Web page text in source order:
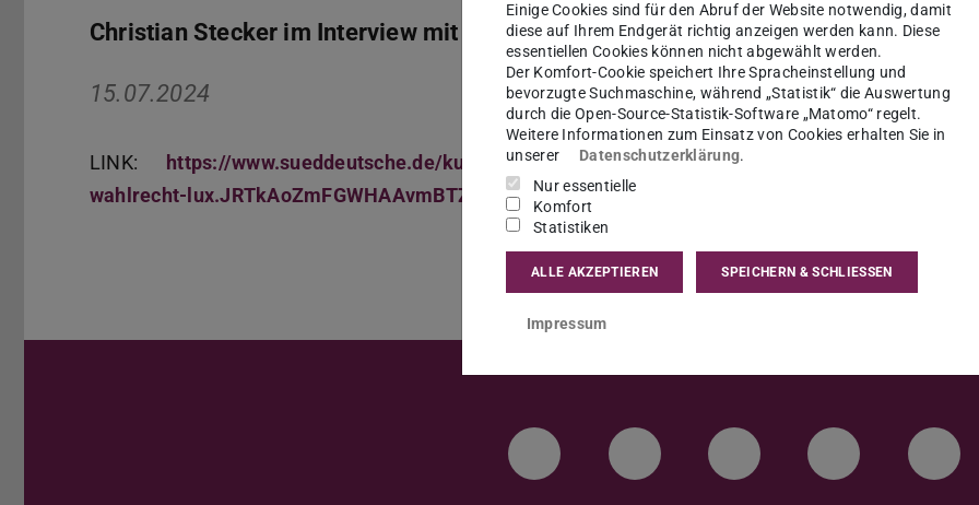
Christian Stecker im Interview mit der Süddeutschen Zeitung
15.07.2024
LINK:
https://www.sueddeutsche.de/kultur/minderheitsregierungen-demokratie-
wahlrecht-lux.JRTkAoZmFGWHAAvmBTZSMm?reduced=true
LinkedIn-Seite der TU Darmstadt
Instagram-Kanal der TU
Bluesky-Kanal der
Einige Cookies sind für den Abruf der Website notwendig, damit
diese auf Ihrem Endgerät richtig anzeigen werden kann. Diese
essentiellen Cookies können nicht abgewählt werden.
Der Komfort-Cookie speichert Ihre Spracheinstellung und
bevorzugte Suchmaschine, während „Statistik“ die Auswertung
durch die Open-Source-Statistik-Software „Matomo“ regelt.
Weitere Informationen zum Einsatz von Cookies erhalten Sie in
unserer
Datenschutzerklärung.
Nur essentielle
Komfort
Statistiken
ALLE AKZEPTIEREN SPEICHERN & SCHLIESSEN
Impressum